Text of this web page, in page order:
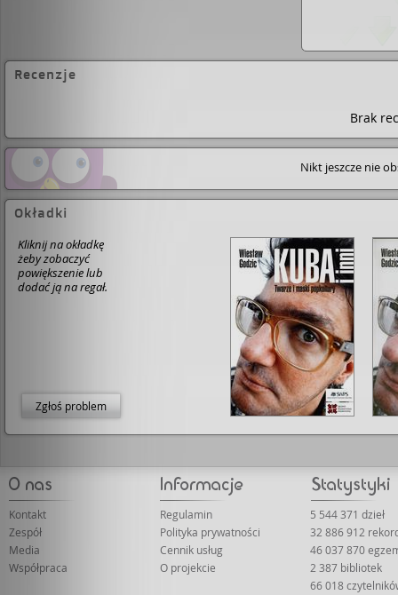
Recenzje
Brak
Nikt jeszcze nie
Okładki
Kliknij na okładkę
żeby zobaczyć
powiększenie lub
dodać ją na regał.
Zgłoś problem
Kontakt
Zespół
Media
Współpraca
Regulamin
Polityka prywatności
Cennik usług
O projekcie
5 544 371 dzieł
32 886 912
46 037 870
2 387 bibliotek
66 018